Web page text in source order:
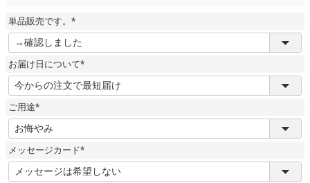
単品販売です。
(
必
お届け日について
(
必
ご用途
(
必
)
メッセージカード
(
必